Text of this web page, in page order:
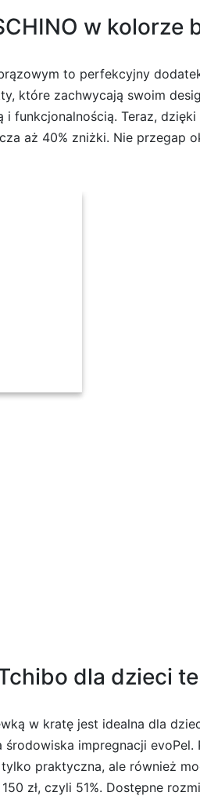
w kolorze
to perfekcyjny
które zachwycają swoim
Teraz,
aż 40% zniżki. Nie
Brązowy -
dla dzieci
w kratę jest idealna dla
impregnacji
praktyczna, ale również
zł, czyli 51%. Dostępne